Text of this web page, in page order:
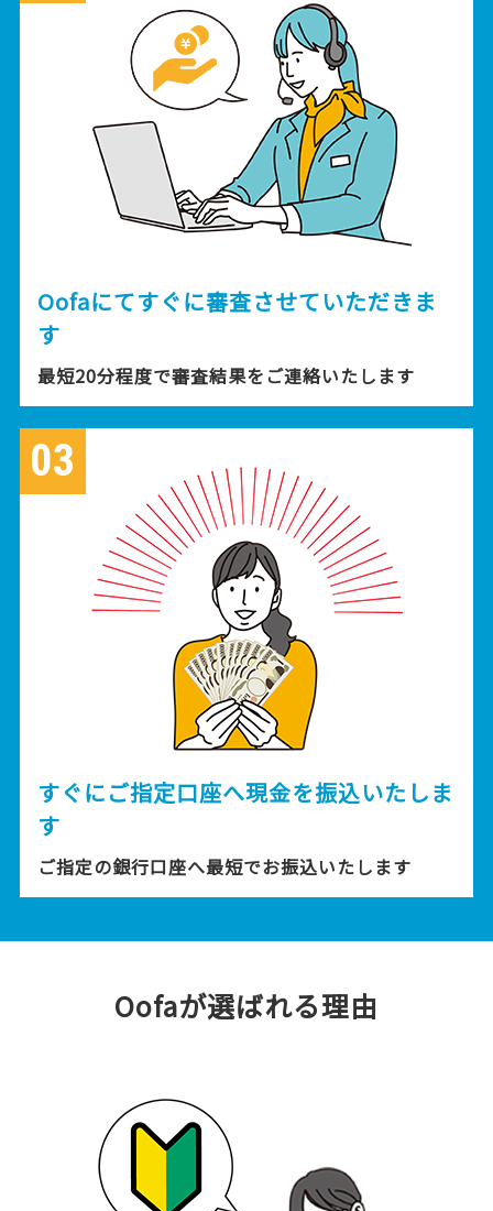
Oofaにてすぐに審査させていただきま
す
最短20分程度で審査結果をご連絡いたします
03
すぐにご指定口座へ現金を振込いたしま
す
ご指定の銀行口座へ最短でお振込いたします
Oofaが選ばれる理由